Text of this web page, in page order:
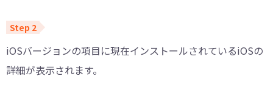
iOSバージョンの項目に現在インストールされているiOSの
詳細が表示されます。